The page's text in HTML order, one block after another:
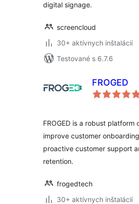
digital signage.
screencloud
30+ aktívnych inštalácií
Testované s 6.7.6
FROGED
FROGED is a robust platform
improve customer
proactive customer support
retention.
frogedtech
30+ aktívnych inštalácií